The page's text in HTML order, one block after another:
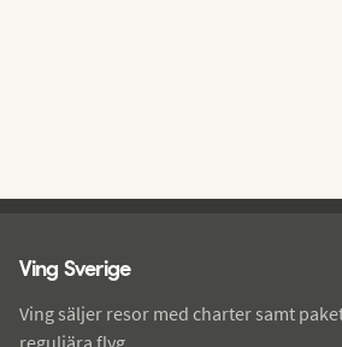
Ving Sverige
Ving säljer resor med charter samt
reguljära flyg.